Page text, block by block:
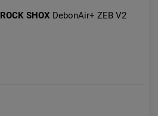
ROCK SHOX DebonAir+ ZEB V2